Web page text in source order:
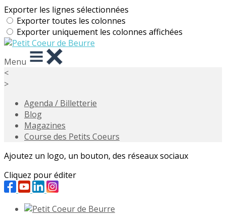
Exporter les lignes sélectionnées
Exporter toutes les colonnes
Exporter uniquement les colonnes affichées
Menu
<
>
Agenda / Billetterie
Blog
Magazines
Course des Petits Coeurs
Ajoutez un logo, un bouton, des réseaux sociaux
Cliquez pour éditer